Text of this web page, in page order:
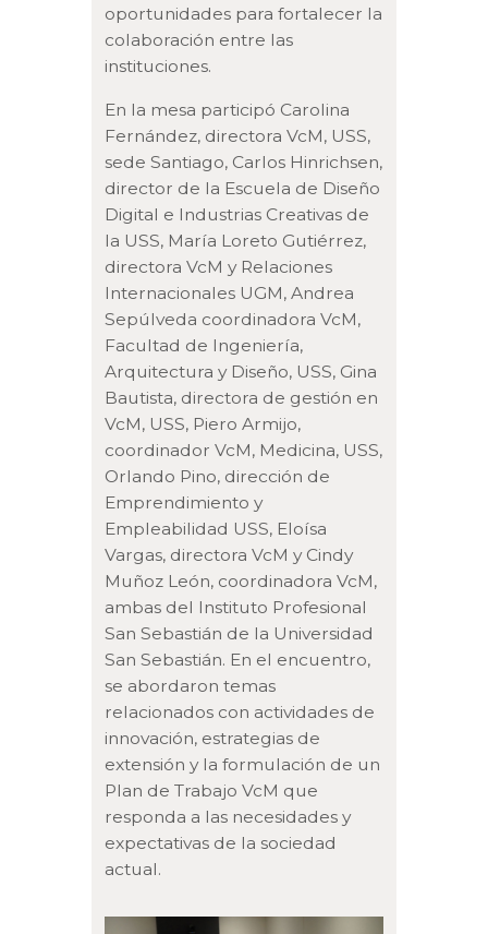
oportunidades para fortalecer la
colaboración entre las
instituciones.
En la mesa participó Carolina
Fernández, directora VcM, USS,
sede Santiago, Carlos Hinrichsen,
director de la Escuela de Diseño
Digital e Industrias Creativas de
la USS, María Loreto Gutiérrez,
directora VcM y Relaciones
Internacionales UGM, Andrea
Sepúlveda coordinadora VcM,
Facultad de Ingeniería,
Arquitectura y Diseño, USS, Gina
Bautista, directora de gestión en
VcM, USS, Piero Armijo,
coordinador VcM, Medicina, USS,
Orlando Pino, dirección de
Emprendimiento y
Empleabilidad USS, Eloísa
Vargas, directora VcM y Cindy
Muñoz León, coordinadora VcM,
ambas del Instituto Profesional
San Sebastián de la Universidad
San Sebastián. En el encuentro,
se abordaron temas
relacionados con actividades de
innovación, estrategias de
extensión y la formulación de un
Plan de Trabajo VcM que
responda a las necesidades y
expectativas de la sociedad
actual.